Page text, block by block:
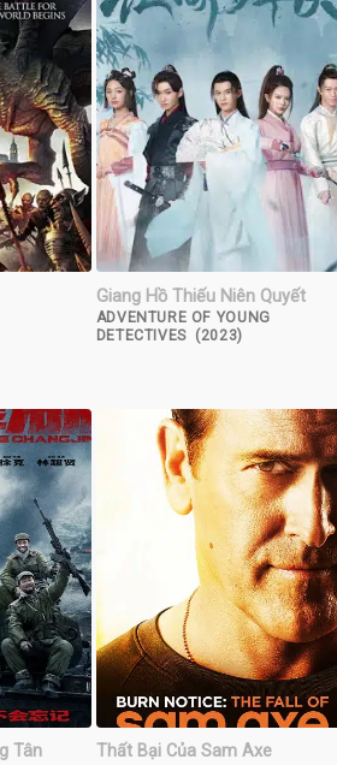
Giang Hồ Thiếu Niên Quyết
ADVENTURE OF YOUNG
DETECTIVES (2023)
Tân Thất Bại Của Sam Axe